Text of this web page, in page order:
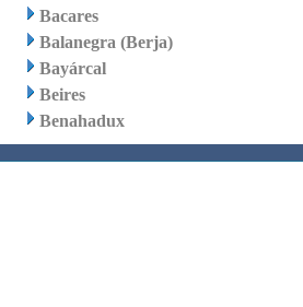
Bacares
Balanegra (Berja)
Bayárcal
Beires
Benahadux